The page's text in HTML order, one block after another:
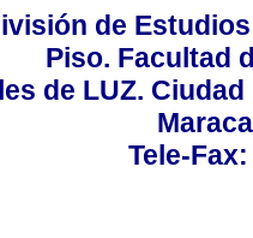
de
Piso. Facultad
de LUZ.
Tele-